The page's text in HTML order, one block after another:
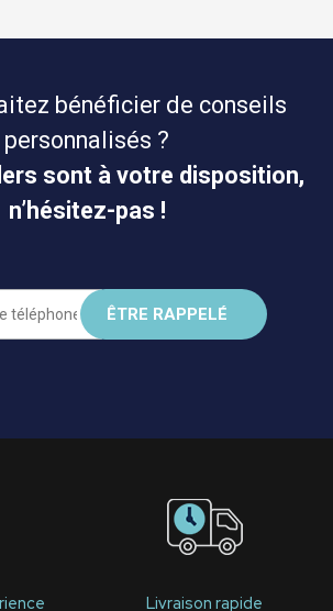
bénéficier de conseils
personnalisés ?
sont à votre disposition,
n’hésitez-pas !
Livraison rapide